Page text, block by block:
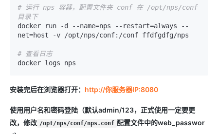
# 运行 nps 容器，配置文件夹 conf 在 /opt/nps/conf
目录下
docker run -d --name=nps --restart=always --
net=host -v /opt/nps/conf:/conf ffdfgdfg/nps
# 查看日志
docker logs nps
安装完后在浏览器打开： http://你服务器IP:8080
使用用户名和密码登陆（默认admin/123，正式使用一定要更
改，修改 /opt/nps/conf/nps.conf 配置文件中的web_passwor